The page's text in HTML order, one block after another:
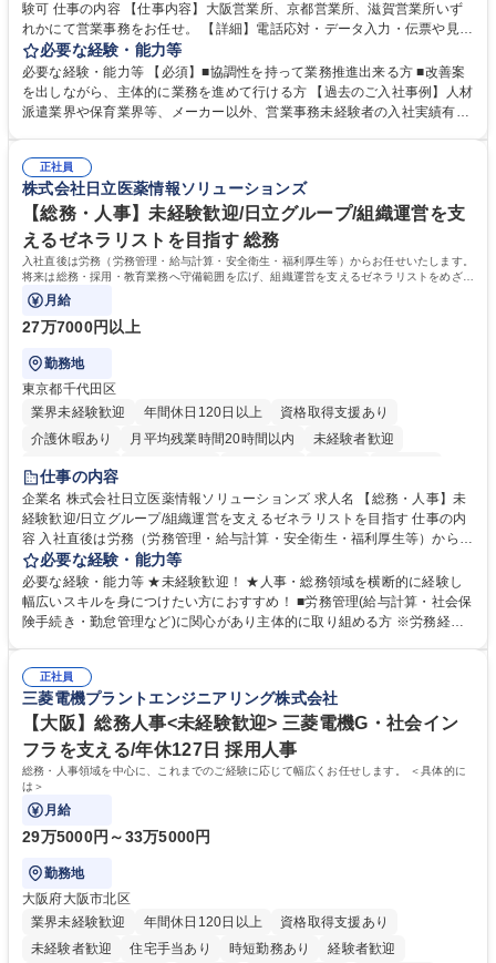
験可 仕事の内容 【仕事内容】大阪営業所、京都営業所、滋賀営業所いず
れかにて営業事務をお任せ。 【詳細】電話応対・データ入力・伝票や見積
の作成・カタログ送付・来客対応・営業所内で発生する事務業務や業務改
善をお任せ。 【教育制度】ご入社後、育成担当とペアになりながらOJTに
て業務を覚えていただくことが可能です。業務システムがきちんと構築さ
れているため、スムーズに仕事に慣れることができる環境です。また、
募集職種 【大阪・京都・滋賀】営業事務 ※未経験可
必要な経験・能力等
必要な経験・能力等 【必須】■協調性を持って業務推進出来る方 ■改善案
を出しながら、主体的に業務を進めて行ける方 【過去のご入社事例】人材
派遣業界や保育業界等、メーカー以外、営業事務未経験者の入社実績有
えて、お客様や社員の状況に合わせ、能動的なサポート、改善の動きも期
待され。組織を支えるスペシャリストとして、チームに貢献し、結果的に
社員から頼られる存在になることができます。平均19:30の退勤以降の業
務の持ち帰りも禁止されており、メリハリのある働き方となります。 学
歴・資格 学歴：大学院 大学 高専 短大 語学力： 資格：
正社員
株式会社日立医薬情報ソリューションズ
【総務・人事】未経験歓迎/日立グループ/組織運営を支
えるゼネラリストを目指す 総務
入社直後は労務（労務管理・給与計算・安全衛生・福利厚生等）からお任せいたします。
将来は総務・採用・教育業務へ守備範囲を広げ、組織運営を支えるゼネラリストをめざせ
ます。
月給
27万7000円以上
勤務地
東京都千代田区
業界未経験歓迎
年間休日120日以上
資格取得支援あり
介護休暇あり
月平均残業時間20時間以内
未経験者歓迎
住宅手当あり
育休あり
完全週休2日制 交通費支給 土日祝休み 寮・社宅あり
仕事の内容
企業名 株式会社日立医薬情報ソリューションズ 求人名 【総務・人事】未
経験歓迎/日立グループ/組織運営を支えるゼネラリストを目指す 仕事の内
容 入社直後は労務（労務管理・給与計算・安全衛生・福利厚生等）からお
任せいたします。将来は総務・採用・教育業務へ守備範囲を広げ、組織運
営を支えるゼネラリストをめざせます。 ・初期業務：労働時間管理、給与
計算、社会保険対応、福利厚生管理、安全衛生、健康経営推進等をお任せ
します。ご経験に応じて、休職者管理など、幅広く経験を積んでいただき
幅広く経験を積みたい意欲がある方に最適な環境です。 募集職種 【総
務・人事】未経験歓迎/日立グループ/組織運営を支えるゼネラリストを目
指す
必要な経験・能力等
必要な経験・能力等 ★未経験歓迎！ ★人事・総務領域を横断的に経験し
幅広いスキルを身につけたい方におすすめ！ ■労務管理(給与計算・社会保
険手続き・勤怠管理など)に関心があり主体的に取り組める方 ※労務経験
のご経験 ■労務管理（給与計算・社会保険手続き・勤怠管理など）の経験
■衛生管理者の資格をお持ちの方 学歴・資格 学歴：大学院 大学 高専 短大
専修学校 高校 語学力： 資格：
正社員
三菱電機プラントエンジニアリング株式会社
【大阪】総務人事<未経験歓迎> 三菱電機G・社会イン
フラを支える/年休127日 採用人事
総務・人事領域を中心に、これまでのご経験に応じて幅広くお任せします。 ＜具体的に
は＞
月給
29万5000円～33万5000円
勤務地
大阪府大阪市北区
業界未経験歓迎
年間休日120日以上
資格取得支援あり
未経験者歓迎
住宅手当あり 時短勤務あり 経験者歓迎